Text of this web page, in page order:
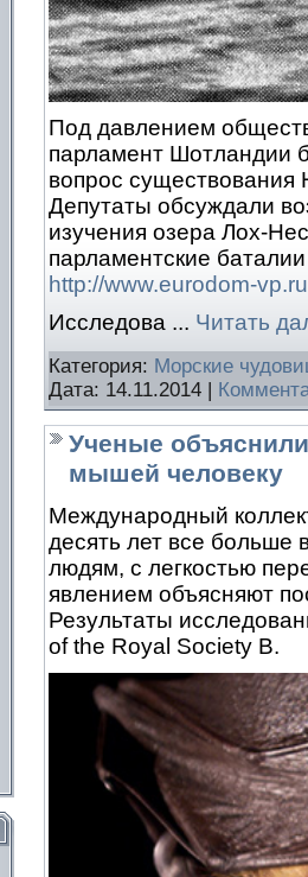
Под давлением
парламент Шотландии
вопрос существования
Депутаты обсуждали
изучения озера Лох-
парламентские
http://www.eurodom-
Исследова ... Читать
Категория: Морские
Дата: 14.11.2014 |
Ученые
мышей человеку
Международный
десять лет все больше
людям, с легкостью
явлением объясняют
Результаты
of the Royal Society B.